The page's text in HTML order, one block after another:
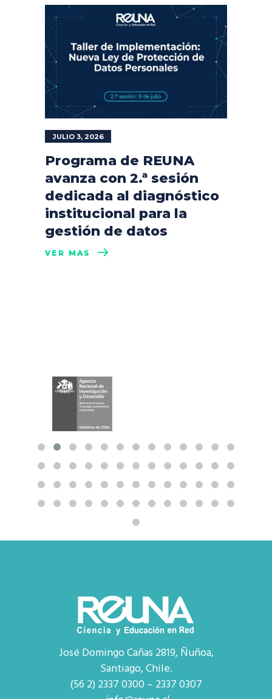
JULIO 3, 2026
Programa de REUNA
avanza con 2.ª sesión
dedicada al diagnóstico
institucional para la
gestión de datos
VER MÁS
José Domingo Cañas 2819, Ñuñoa,
Santiago, Chile.
(56 2) 2337 0300 – 2337 0307